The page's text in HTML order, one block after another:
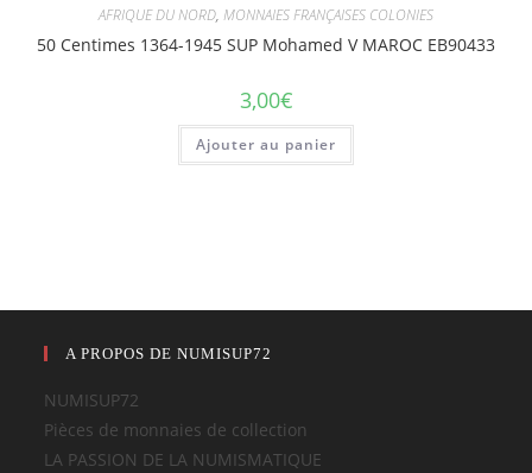
AFRIQUE DU NORD, MONNAIES FRANÇAISES COLONIES
50 Centimes 1364-1945 SUP Mohamed V MAROC EB90433
3,00€
Ajouter au panier
A PROPOS DE NUMISUP72
NUMISUP72
Pièces de monnaies de collection
LA PASSION DE LA NUMISMATIQUE